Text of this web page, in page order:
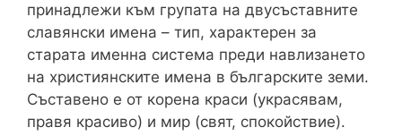
принадлежи към групата на двусъставните
славянски имена – тип, характерен за
старата именна система преди навлизането
на християнските имена в българските земи.
Съставено е от корена краси (украсявам,
правя красиво) и мир (свят, спокойствие).